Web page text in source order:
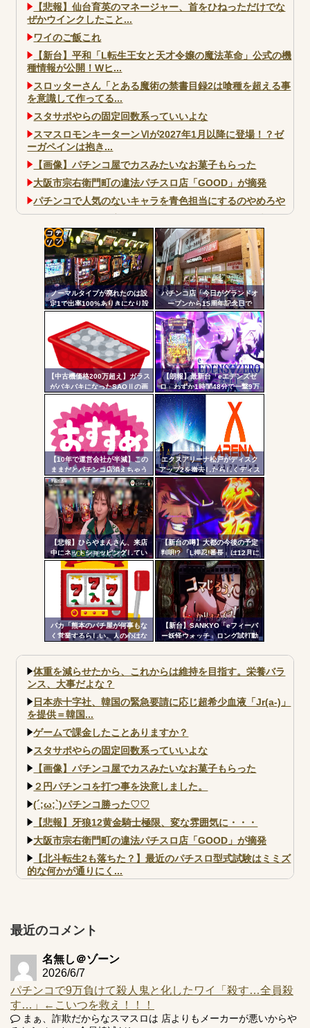
【悲報】仙台育英のマネージャー、首をひねっただけでな
ぜかウインクしたこと...
ワイのご飯これ
【新台】平和「L転生王女と天才令嬢の魔法革命」公式の機
種情報が公開！Wヒ...
スロッターさん「とある魔術の禁書目録2は喰種を超える事
を意識して作ってる...
スタサポやらの固定回数系っていいよな
スマスロモンキーターンⅥが2027年1月以降に登場！？ゼ
ーガペインは抱き...
【画像】パチンコ屋でカスみたいなお菓子もらった
大阪市宗右衛門町の違法パチスロ店「GOOD」が摘発
パチンコで人気のないキャラを青色担当にするのやめろや
「今までありがとう」と...
無職のパチンコカス(22)なんやが、ワイの人生どれくらい
ヤバいか教えて？...
AngelBeats!とかいうクソアニメの思い出ｗｗｗ
Powered by livedoor 相互RSS
ノーマルタイプが廃れたのは設
定1で出率100%ありきになり設
定1放置がデフォになったから
パチンコ店「今日がグランドオ
ープンから15周年記念日で
す！」←ワイ「五万負けてま
す」
【中古機価格200万超え】ガラス
がバキバキになったSAOⅡの画
像が話題に…
【朗報】最新台「eエデンズゼ
ロ」わずか1時間48分で一撃9万
5000発コンプリートを達成して
しまうｗ 究極LT期待出玉2万発
超えの現行最強スペックは伊達
じゃないな…
【10年で運営会社が半減】この
ままだとパチンコ店消えちゃう
けど…それでいいの？
エクスアリーナ松戸がディスク
アップ2を撤去したらしくディス
クアッパーさん達から落胆の声
【悲報】ひらやまんさん、来店
中にネットショッピングしてい
る様子を撮影された挙句シバタ
ーさんに密告されてしまう…
【新台の噂】大都の今後の予定
判明!? 「L押忍!番長」は12月に
登場か
バカ「熊本のパチ屋が何事もな
く営業するらしい。人の心はな
がるヤツって害悪だよな
【新台】SANKYO「eフィーバ
ー妖怪ウォッチ」ロング試打動
代がパチンコデビューしまくり
そうな予感
コテ
リン
- 固
ンク
自動
更新
ツー
体重を減らせたから、これからは維持を目指す。栄養バラ
ンス、大事だよな？
日本赤十字社、韓国の緊急要請に応じ超希少血液「Jr(a-)」
を提供＝韓国...
ゲームで課金したことありますか？
スタサポやらの固定回数系っていいよな
【画像】パチンコ屋でカスみたいなお菓子もらった
２円パチンコを打つ事を決意しました。
(´;ω;`)パチンコ勝った♡♡
【悲報】牙狼12黄金騎士極限、変な雰囲気に・・・
大阪市宗右衛門町の違法パチスロ店「GOOD」が摘発
【北斗転生2も落ちた？】最近のパチスロ型式試験はミミズ
的な何かが通りにく...
井の軽い絆？
Powered by livedoor 相互RSS
最近のコメント
名無し＠ゾーン
2026/6/7
パチンコで9万負けて殺人鬼と化したワイ「殺す…全員殺
す…」←こいつを救え！！！
まぁ、詐欺だからなスマスロは 店よりもメーカーが悪いからや